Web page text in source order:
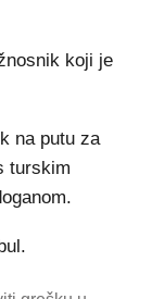
koji je
na putu za
turskim